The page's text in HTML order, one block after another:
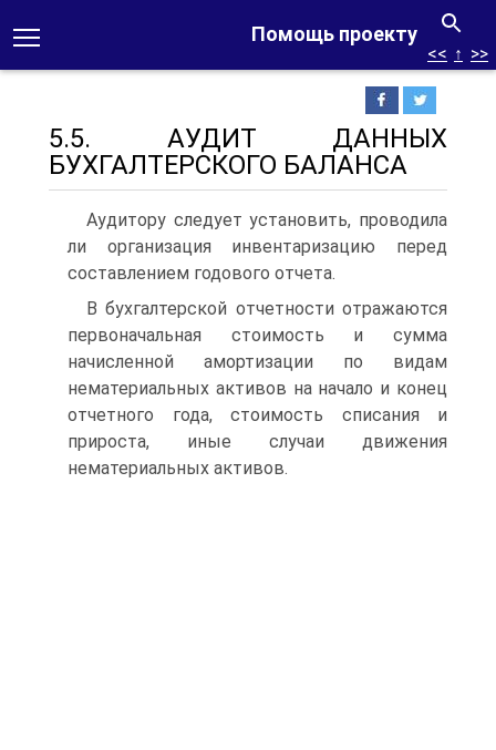
Помощь проекту
<< ↑ >>
5.5. АУДИТ ДАННЫХ
БУХГАЛТЕРСКОГО БАЛАНСА
Аудитору следует установить, проводила
ли организация инвентаризацию перед
составлением годового отчета.
В бухгалтерской отчетности отражаются
первоначальная стоимость и сумма
начисленной амортизации по видам
нематериальных активов на начало и конец
отчетного года, стоимость списания и
прироста, иные случаи движения
нематериальных активов.